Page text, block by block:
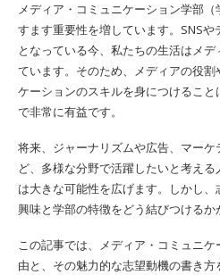
メディア・コミュニケーション学部
すます重要性を増しています。SNS
となっている今、私たちの生活はメ
ています。そのため、メディアの役
ケーションのスキルを身につけるこ
で非常に有益です。
将来、ジャーナリズムや広告、マー
ど、多様な分野で活躍したいと考え
は大きな可能性を広げます。しかし
興味と学部の特徴をどう結びつけるか
この記事では、メディア・コミュニ
由と、その魅力的な志望動機の書き方